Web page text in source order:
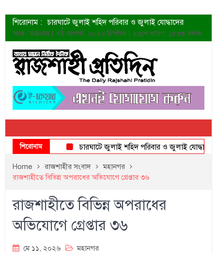
শিরোনাম : চারঘাটে জুলাই শহিদ পরিবার ও জুলাই যোদ্ধাদের
সংবর্ধনা
শহীদদের প্রত্যাশা এখনো পূরণ হয়নি: ডা. শফিকুর রহমান
ত্বক ভালো রাখতে যে ৫ কাজ করবেন
জুলাই স্মৃতি জাদুঘরের দুয়ার খুলেছে উদ্বোধন করলেন
প্রধানমন্ত্রী
শাহরুখের নতুন সিনেমার লুক
কোয়ার্টার ফাইনালে নেইমারের দুর্দান্ত অ্যাসিস্টে সান্তোস
ডেনিস লিয়ামিন রাশিয়ার ড্রোন বাহিনীর প্রধান হলেন
জুলাই শহিদদের আত্মত্যাগ জাতি চিরকাল শ্রদ্ধার সাথে
আজ- শুক্রবার | ৭ই আগস্ট, ২০২৬ খ্রিস্টাব্দ | ২৩শে শ্রাবণ, ১৪৩৩ বঙ্গাব্দ
শিরোনাম চারঘাটে জুলাই শহিদ পরিবার ও জুলাই যোদ্ধাদের
Home রাজশাহীর সংবাদ
মহানগর
রাজশাহীতে বিভিন্ন অপরাধের অভিযোগে গ্রেপ্তার ৩৬
রাজশাহীতে বিভিন্ন অপরাধের
অভিযোগে গ্রেপ্তার ৩৬
মে ১১, ২০২৬ মহানগর